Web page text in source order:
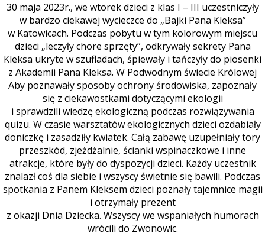
30 maja 2023r., we wtorek dzieci z klas I – III uczestniczyły
w bardzo ciekawej wycieczce do „Bajki Pana Kleksa”
w Katowicach. Podczas pobytu w tym kolorowym miejscu
dzieci „leczyły chore sprzęty”, odkrywały sekrety Pana
Kleksa ukryte w szufladach, śpiewały i tańczyły do piosenki
z Akademii Pana Kleksa. W Podwodnym świecie Królowej
Aby poznawały sposoby ochrony środowiska, zapoznały
się z ciekawostkami dotyczącymi ekologii
i sprawdzili wiedzę ekologiczną podczas rozwiązywania
quizu. W czasie warsztatów ekologicznych dzieci ozdabiały
doniczkę i zasadziły kwiatek. Całą zabawę uzupełniały tory
przeszkód, zjeżdżalnie, ścianki wspinaczkowe i inne
atrakcje, które były do dyspozycji dzieci. Każdy uczestnik
znalazł coś dla siebie i wszyscy świetnie się bawili. Podczas
spotkania z Panem Kleksem dzieci poznały tajemnice magii
i otrzymały prezent
z okazji Dnia Dziecka. Wszyscy we wspaniałych humorach
wrócili do Zwonowic.